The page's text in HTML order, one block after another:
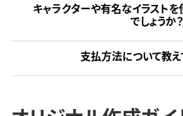
キャラクターや有名なイラスト
でしょうか？
支払方法について教え